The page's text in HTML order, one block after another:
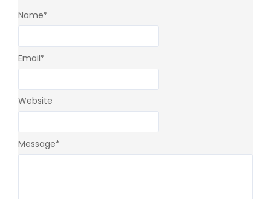
Message*
Name*
Email*
Website